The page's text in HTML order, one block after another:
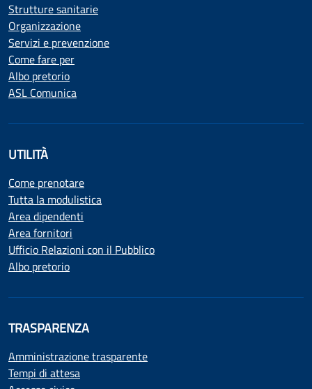
Strutture sanitarie
Organizzazione
Servizi e prevenzione
Come fare per
Albo pretorio
ASL Comunica
UTILITÀ
Come prenotare
Tutta la modulistica
Area dipendenti
Area fornitori
Ufficio Relazioni con il Pubblico
Albo pretorio
TRASPARENZA
Amministrazione trasparente
Tempi di attesa